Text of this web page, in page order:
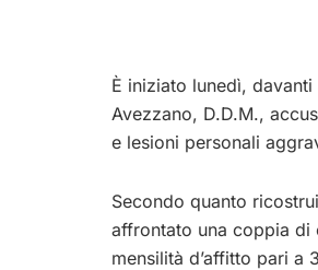
È iniziato lunedì,
Avezzano, D.D.M.,
e lesioni personali
Secondo quanto
affrontato una coppia di
mensilità d’affitto pari a